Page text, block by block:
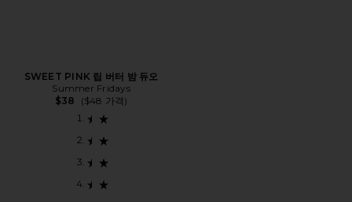
SWEET PINK 립 버터 밤 듀오
Summer Fridays
$38
($48 가격)